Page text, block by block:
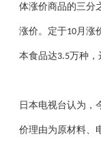
体涨价商品的三分
涨价。定于10 月涨
本食品达3.5万种，
日本电视台认为，
价理由为原材料、